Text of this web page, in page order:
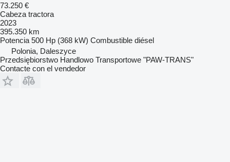
73.250 €
Cabeza tractora
2023
395.350 km
Potencia 500 Hp (368 kW) Combustible diésel
Polonia, Daleszyce
Przedsiębiorstwo Handlowo Transportowe "PAW-TRANS"
Contacte con el vendedor